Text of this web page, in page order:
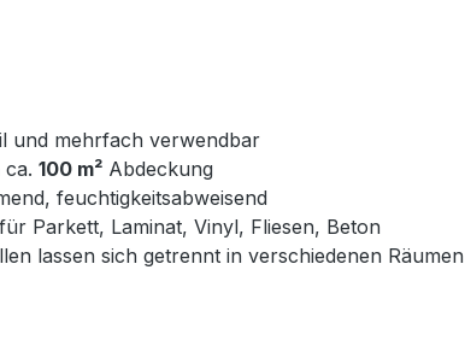
und mehrfach verwendbar
ca. 100 m² Abdeckung
feuchtigkeitsabweisend
Parkett, Laminat, Vinyl, Fliesen, Beton
lassen sich getrennt in verschiedenen Räumen